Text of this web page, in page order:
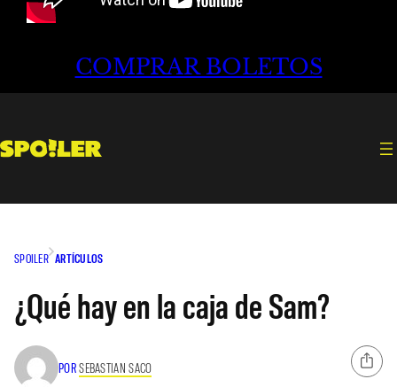
COMPRAR BOLETOS
SPOILER ARTÍCULOS
¿Qué hay en la caja de Sam?
PORSEBASTIAN SACO